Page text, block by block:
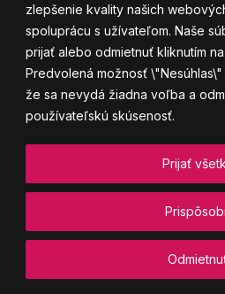
zlepšenie kvality našich
spoluprácu s užívateľom. Naše
prijať alebo odmietnuť kliknutím
Predvolená možnosť \"Nesúhlas\"
že sa nevydá žiadna voľba a
používateľskú skúsenosť.
Prijať